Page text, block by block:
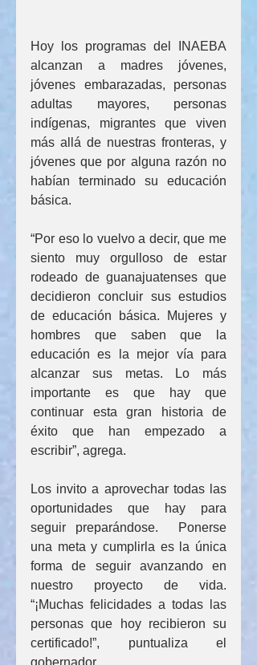
Hoy los programas del INAEBA
alcanzan a madres jóvenes,
jóvenes embarazadas, personas
adultas mayores, personas
indígenas, migrantes que viven
más allá de nuestras fronteras, y
jóvenes que por alguna razón no
habían terminado su educación
básica.
“Por eso lo vuelvo a decir, que me
siento muy orgulloso de estar
rodeado de guanajuatenses que
decidieron concluir sus estudios
de educación básica. Mujeres y
hombres que saben que la
educación es la mejor vía para
alcanzar sus metas. Lo más
importante es que hay que
continuar esta gran historia de
éxito que han empezado a
escribir”, agrega.
Los invito a aprovechar todas las
oportunidades que hay para
seguir preparándose.  Ponerse
una meta y cumplirla es la única
forma de seguir avanzando en
nuestro proyecto de vida.
“¡Muchas felicidades a todas las
personas que hoy recibieron su
certificado!”, puntualiza el
gobernador.